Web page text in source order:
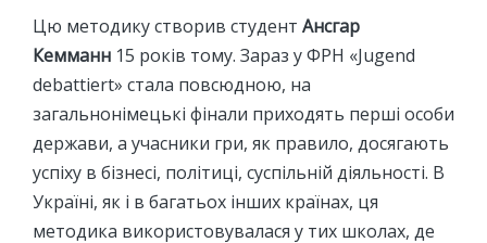
Цю методику створив студент Ансгар
Кемманн 15 років тому. Зараз у ФРН «Jugend
debattiert» стала повсюдною, на
загальнонімецькі фінали приходять перші особи
держави, а учасники гри, як правило, досягають
успіху в бізнесі, політиці, суспільній діяльності. В
Україні, як і в багатьох інших країнах, ця
методика використовувалася у тих школах, де